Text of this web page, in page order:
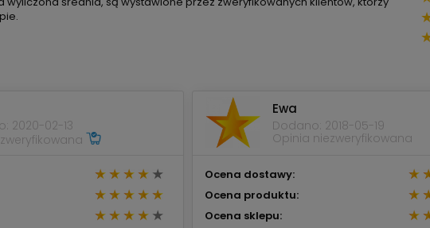
2020-02-13
Ewa
Dodano: 2018-05-19
Opinia niezweryfikowana
Ocena dostawy:
Ocena produktu:
Ocena sklepu: